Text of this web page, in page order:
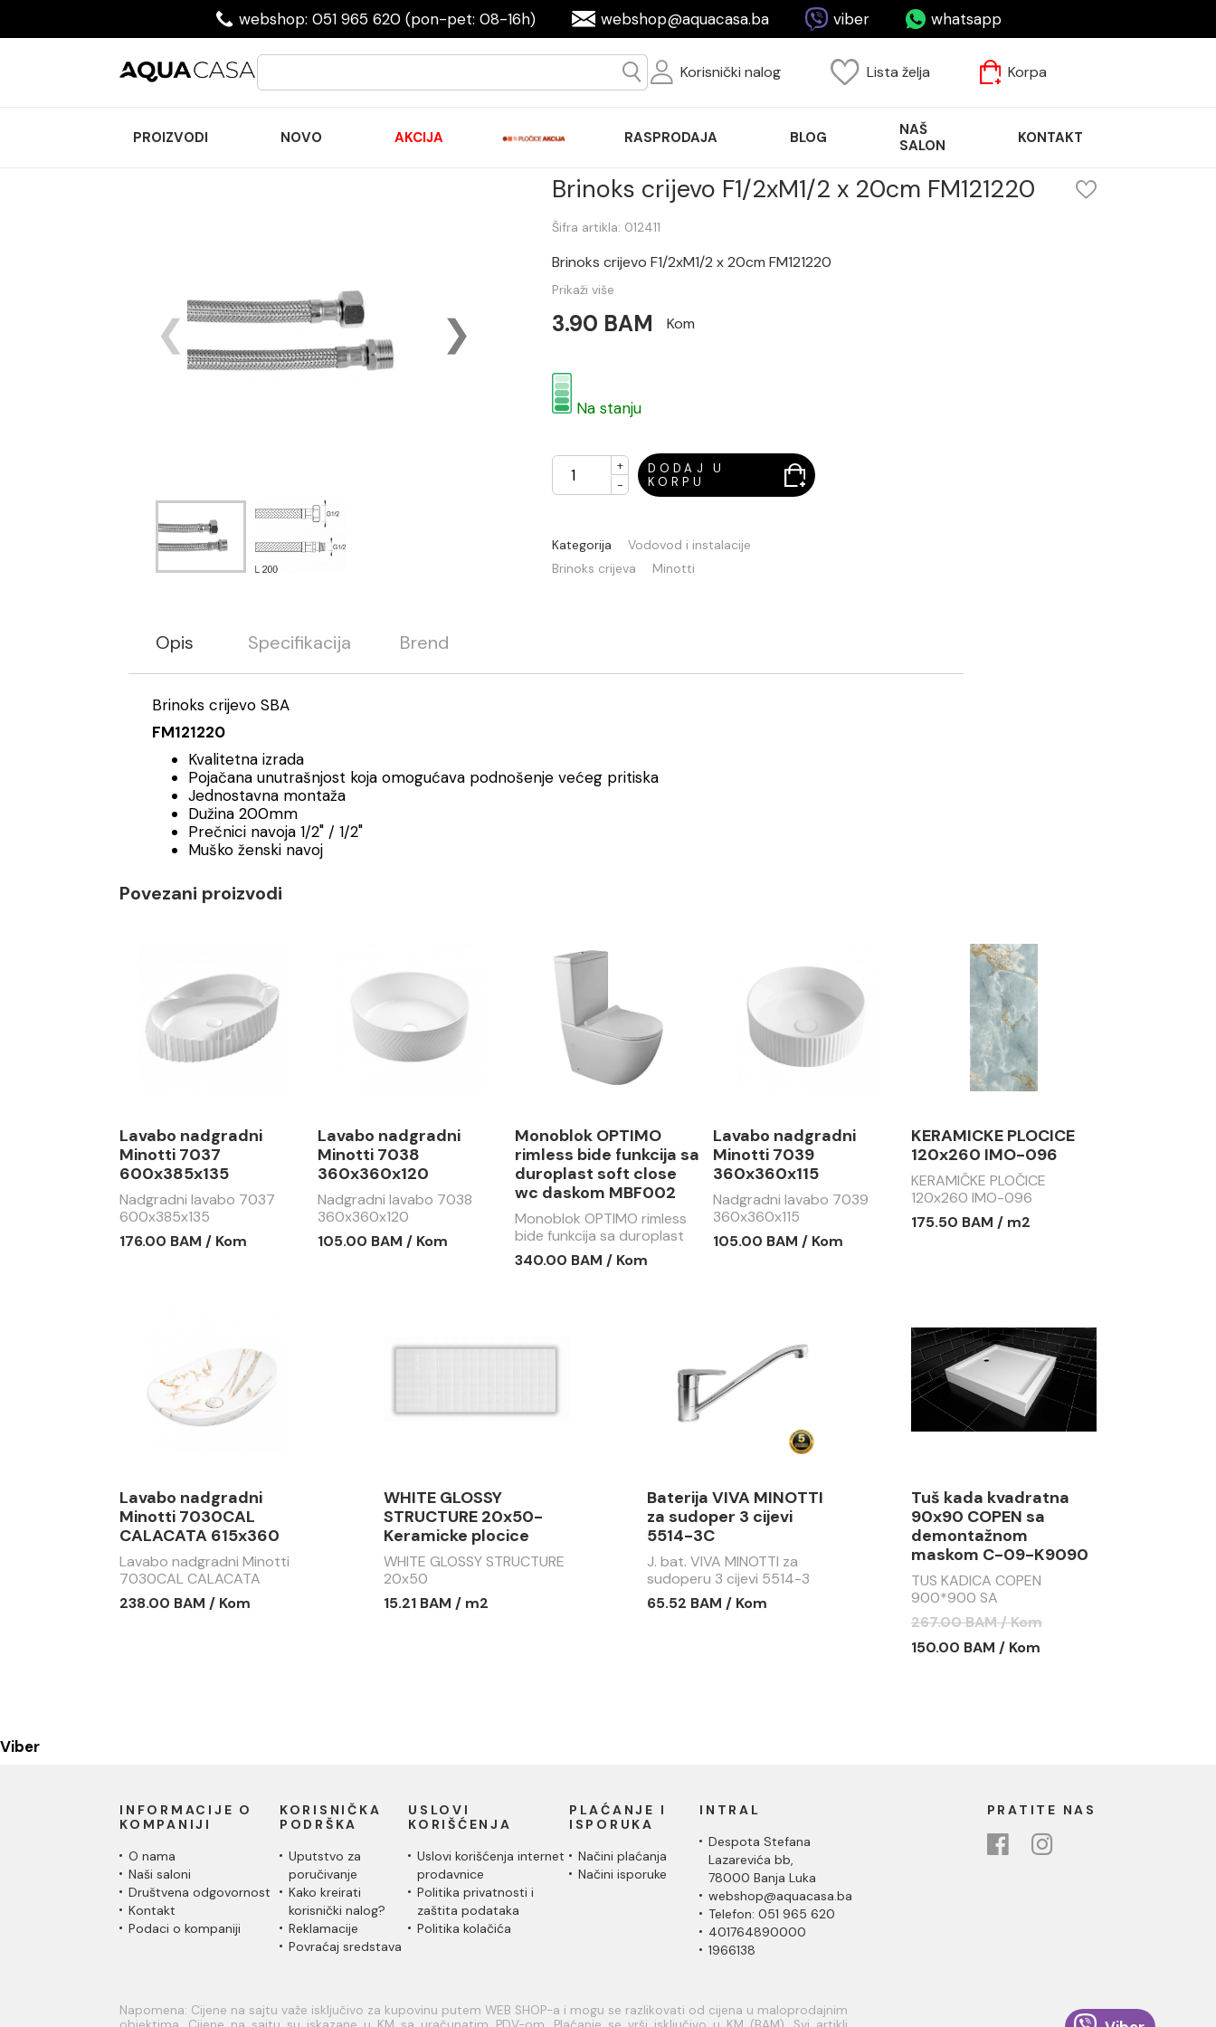
webshop: 051 965 620 (pon-pet: 08-16h) webshop@aquacasa.ba viber whatsapp
Korisnički nalog Lista želja Korpa
PROIZVODI NOVO AKCIJA RASPRODAJA BLOG
NAŠ
SALON
KONTAKT
Brinoks crijevo F1/2xM1/2 x 20cm FM121220
Šifra artikla: 012411
Brinoks crijevo F1/2xM1/2 x 20cm FM121220
Prikaži više
3.90 BAM Kom
Na stanju
+
-
DODAJ U
KORPU
Kategorija
Vodovod i instalacije
Brinoks crijeva
Minotti
Opis Specifikacija Brend
Brinoks crijevo SBA
FM121220
Kvalitetna izrada
Pojačana unutrašnjost koja omogućava podnošenje većeg pritiska
Jednostavna montaža
Dužina 200mm
Prečnici navoja 1/2" / 1/2"
Muško ženski navoj
Povezani proizvodi
Lavabo nadgradni
Minotti 7037
600x385x135
Nadgradni lavabo 7037
600x385x135
176.00 BAM / Kom
Lavabo nadgradni
Minotti 7038
360x360x120
Nadgradni lavabo 7038
360x360x120
105.00 BAM / Kom
Monoblok OPTIMO
rimless bide funkcija sa
duroplast soft close
wc daskom MBF002
Monoblok OPTIMO rimless
bide funkcija sa duroplast
soft close wc daskom
MBF002
340.00 BAM / Kom
Lavabo nadgradni
Minotti 7039
360x360x115
Nadgradni lavabo 7039
360x360x115
105.00 BAM / Kom
KERAMICKE PLOCICE
120x260 IMO-096
KERAMIČKE PLOČICE
120x260 IMO-096
175.50 BAM / m2
Lavabo nadgradni
Minotti 7030CAL
CALACATA 615x360
Lavabo nadgradni Minotti
7030CAL CALACATA
615x360
238.00 BAM / Kom
WHITE GLOSSY
STRUCTURE 20x50-
Keramicke plocice
WHITE GLOSSY STRUCTURE
20x50
15.21 BAM / m2
Baterija VIVA MINOTTI
za sudoper 3 cijevi
5514-3C
J. bat. VIVA MINOTTI za
sudoperu 3 cijevi 5514-3
65.52 BAM / Kom
Tuš kada kvadratna
90x90 COPEN sa
demontažnom
maskom C-09-K9090
TUS KADICA COPEN
900*900 SA
DEMONTAŽNOM MASKOM
C-09-K9090
267.00 BAM / Kom
150.00 BAM / Kom
Viber
INFORMACIJE O
KOMPANIJI
O nama
Naši saloni
Društvena odgovornost
Kontakt
Podaci o kompaniji
KORISNIČKA
PODRŠKA
Uputstvo za
poručivanje
Kako kreirati
korisnički nalog?
Reklamacije
Povraćaj sredstava
USLOVI
KORIŠĆENJA
Uslovi korišćenja internet
prodavnice
Politika privatnosti i
zaštita podataka
Politika kolačića
PLAĆANJE I
ISPORUKA
Načini plaćanja
Načini isporuke
INTRAL
Despota Stefana
Lazarevića bb,
78000 Banja Luka
webshop@aquacasa.ba
Telefon: 051 965 620
401764890000
1966138
PRATITE NAS
Napomena: Cijene na sajtu važe isključivo za kupovinu putem WEB SHOP-a i mogu se razlikovati od cijena u maloprodajnim